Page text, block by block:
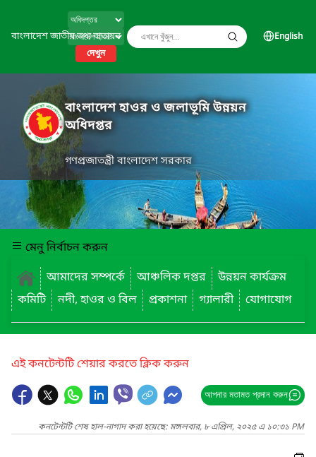
বাংলাদেশ জাতীয় তথ্য বাতায়ন
দেখুন
English
বাংলাদেশ হাওর ও জলাভূমি উন্নয়ন
অধিদপ্তর
গণপ্রজাতন্ত্রী বাংলাদেশ সরকার
মেনু নির্বাচন করুন
আমাদের সম্পর্কে
আঞ্চলিক দপ্তর
উন্নয়ন কার্যক্রম
কমিটি
নদী, হাওর ও বিল প্রকাশনা গ্যালারী যোগাযোগ
এই কনটেন্টটি শেয়ার করতে ক্লিক করুন
আপনার মতামত প্রদান করুন
কনটেন্টটি শেষ হাল-নাগাদ করা হয়েছে: মঙ্গলবার, ৮ এপ্রিল, ২০২৫ এ ১০:৩১ PM